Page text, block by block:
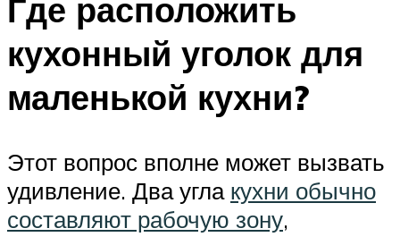
Где расположить
кухонный уголок для
маленькой кухни?
Этот вопрос вполне может вызвать
удивление. Два угла кухни обычно
составляют рабочую зону,